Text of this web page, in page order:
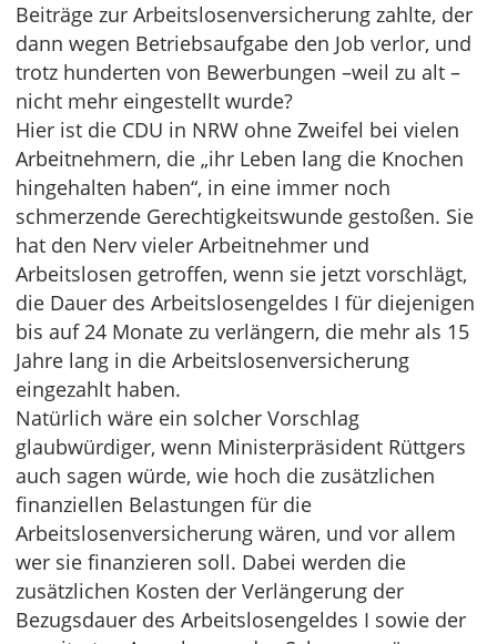
Beiträge zur Arbeitslosenversicherung zahlte, der
dann wegen Betriebsaufgabe den Job verlor, und
trotz hunderten von Bewerbungen –weil zu alt –
nicht mehr eingestellt wurde?
Hier ist die CDU in NRW ohne Zweifel bei vielen
Arbeitnehmern, die „ihr Leben lang die Knochen
hingehalten haben“, in eine immer noch
schmerzende Gerechtigkeitswunde gestoßen. Sie
hat den Nerv vieler Arbeitnehmer und
Arbeitslosen getroffen, wenn sie jetzt vorschlägt,
die Dauer des Arbeitslosengeldes I für diejenigen
bis auf 24 Monate zu verlängern, die mehr als 15
Jahre lang in die Arbeitslosenversicherung
eingezahlt haben.
Natürlich wäre ein solcher Vorschlag
glaubwürdiger, wenn Ministerpräsident Rüttgers
auch sagen würde, wie hoch die zusätzlichen
finanziellen Belastungen für die
Arbeitslosenversicherung wären, und vor allem
wer sie finanzieren soll. Dabei werden die
zusätzlichen Kosten der Verlängerung der
Bezugsdauer des Arbeitslosengeldes I sowie der